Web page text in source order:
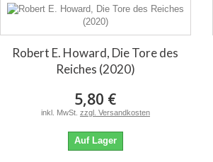
Robert E. Howard, Die Tore des
Reiches (2020)
5,80 €
inkl. MwSt. zzgl. Versandkosten
Auf Lager